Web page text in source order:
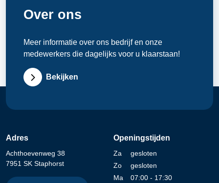
Over ons
Meer informatie over ons bedrijf en onze
medewerkers die dagelijks voor u klaarstaan!
Bekijken
Adres
Achthoevenweg 38
7951 SK Staphorst
Openingstijden
Za
gesloten
Zo
gesloten
Ma
07:00 - 17:30